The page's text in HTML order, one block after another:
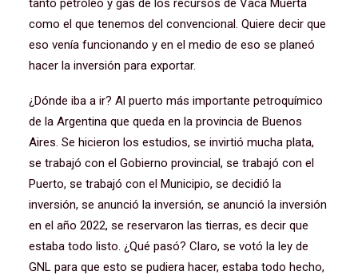
tanto petróleo y gas de los recursos de Vaca Muerta
como el que tenemos del convencional. Quiere decir que
eso venía funcionando y en el medio de eso se planeó
hacer la inversión para exportar.
¿Dónde iba a ir? Al puerto más importante petroquímico
de la Argentina que queda en la provincia de Buenos
Aires. Se hicieron los estudios, se invirtió mucha plata,
se trabajó con el Gobierno provincial, se trabajó con el
Puerto, se trabajó con el Municipio, se decidió la
inversión, se anunció la inversión, se anunció la inversión
en el año 2022, se reservaron las tierras, es decir que
estaba todo listo. ¿Qué pasó? Claro, se votó la ley de
GNL para que esto se pudiera hacer, estaba todo hecho,